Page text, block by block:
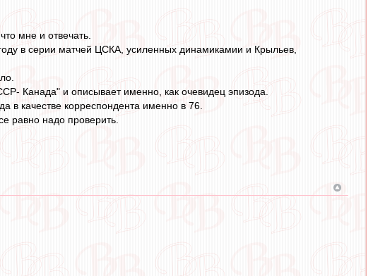
мне и отвечать.
в серии матчей ЦСКА, усиленных динамикамии и Крыльев,
Канада" и описывает именно, как очевидец эпизода.
в качестве корреспондента именно в 76.
равно надо проверить.